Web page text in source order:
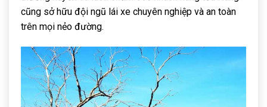
cũng sở hữu đội ngũ lái xe chuyên nghiệp và an toàn
trên mọi nẻo đường.